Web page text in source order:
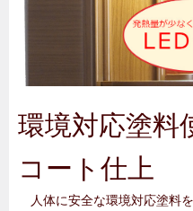
環境対応塗
コート仕上
人体に安全な環境対応塗料